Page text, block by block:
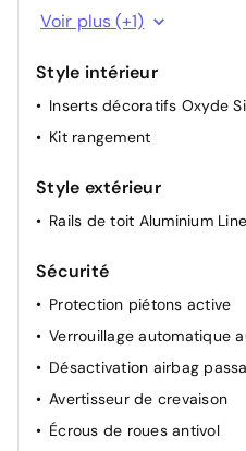
Apple CarPlay
Voir plus (+1)
Style intérieur
Inserts décoratifs Oxyde
Kit rangement
Style extérieur
Rails de toit Aluminium
Sécurité
Protection piétons active
Verrouillage automatique
Désactivation airbag
Avertisseur de crevaison
Écrous de roues antivol